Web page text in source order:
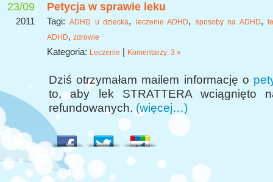
23/09
2011
Petycja w sprawie leku
Tagi:ADHD u dziecka, leczenie ADHD, sposoby na ADHD,
ADHD, zdrowie
Kategoria: Leczenie | Komentarzy: 3 »
Dziś otrzymałam mailem informację o
to, aby lek STRATTERA wciągnięto
refundowanych.(więcej…)